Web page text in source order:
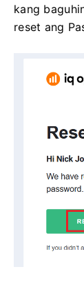
kang
reset ang